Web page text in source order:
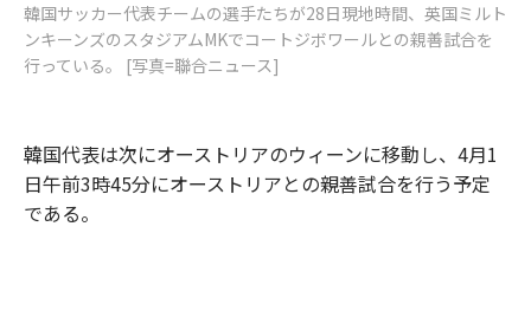
韓国サッカー代表チームの選手たちが28日現地時間、英国ミルト
ンキーンズのスタジアムMKでコートジボワールとの親善試合を
行っている。 [写真=聯合ニュース]
韓国代表は次にオーストリアのウィーンに移動し、4月1
日午前3時45分にオーストリアとの親善試合を行う予定
である。